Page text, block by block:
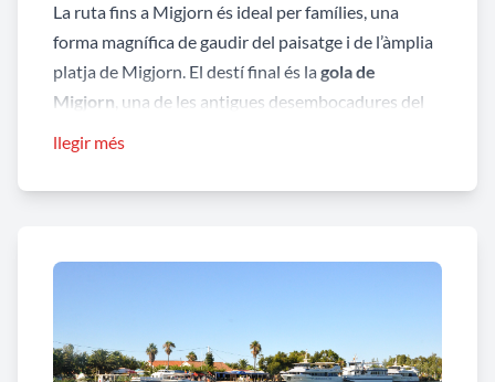
La ruta fins a Migjorn és ideal per famílies, una
forma magnífica de gaudir del paisatge i de l’àmplia
platja de Migjorn. El destí final és la gola de
Migjorn , una de les antigues desembocadures del
l’angula entri riu amunt. Migjorn està situada
de gran interès natural i un magnífic punt
d’observació de la gran varietat d’aus que viuen al
llegir més